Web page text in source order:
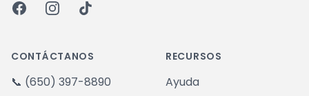
FacebookInstagramTikTok
CONTÁCTANOS
📞 (650) 397-8890
RECURSOS
Ayuda